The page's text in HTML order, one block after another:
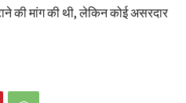
की मांग की थी, लेकिन कोई असरदार